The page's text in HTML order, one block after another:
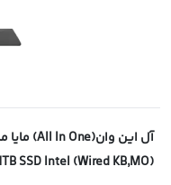
SSD Intel (Wired KB,MO)